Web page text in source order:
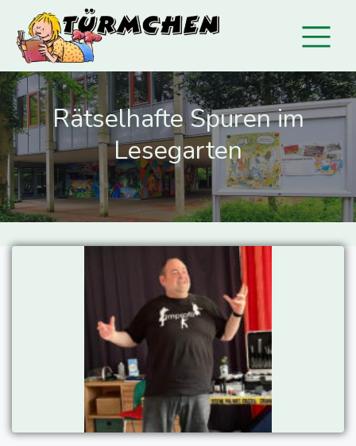
Rätselhafte Spuren im
Lesegarten